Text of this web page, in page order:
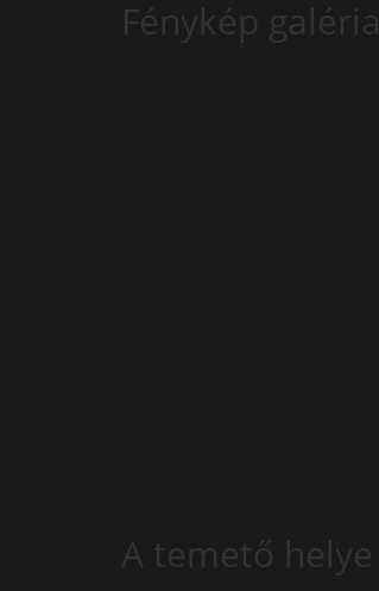
Fénykép galéria
A temető helye